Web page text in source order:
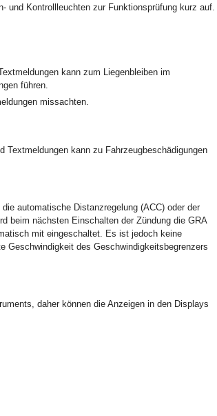
und Kontrollleuchten zur Funktionsprüfung kurz auf.
kann zum Liegenbleiben im
führen.
missachten.
Textmeldungen kann zu Fahrzeugbeschädigungen
automatische Distanzregelung (ACC) oder der
beim nächsten Einschalten der Zündung die GRA
mit eingeschaltet. Es ist jedoch keine
Geschwindigkeit des Geschwindigkeitsbegrenzers
daher können die Anzeigen in den Displays